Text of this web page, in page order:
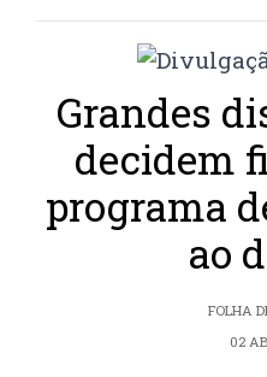
Grandes
decidem
programa
ao
FOLHA
02